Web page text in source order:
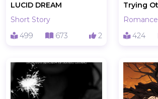
LUCID DREAM
Short Story
499
673 2
Romance
424